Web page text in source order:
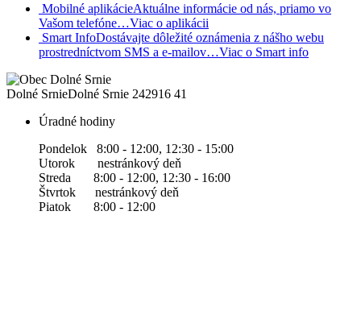
Mobilné aplikácieAktuálne informácie od nás, priamo vo
Vašom telefóne…Viac o aplikácii
Smart InfoDostávajte dôležité oznámenia z nášho webu
prostredníctvom SMS a e-mailov…Viac o Smart info
Dolné SrnieDolné Srnie 242916 41
Úradné hodiny
Pondelok 8:00 - 12:00, 12:30 - 15:00
Utorok nestránkový deň
Streda 8:00 - 12:00, 12:30 - 16:00
Štvrtok nestránkový deň
Piatok 8:00 - 12:00